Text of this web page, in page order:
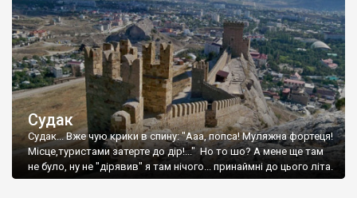
Судак
Судак... Вже чую крики в спину: "Ааа, попса! Муляжна фортеця!
Місце,туристами затерте до дір!..." Но то шо? А мене ще там
не було, ну не "дірявив" я там нічого... принаймні до цього літа.